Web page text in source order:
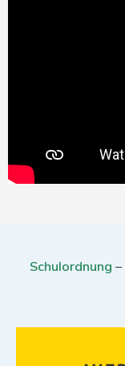
Schulordnung –